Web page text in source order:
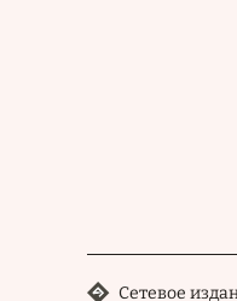
Сетевое